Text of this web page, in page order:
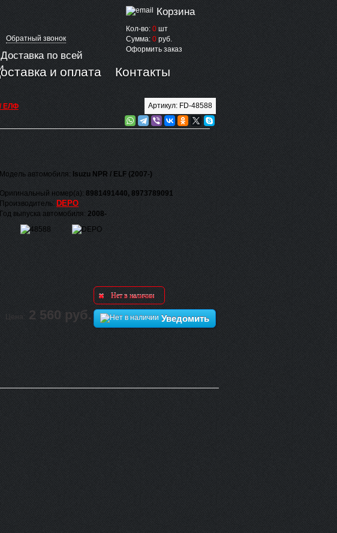
Обратный звонок
Доставка по всей
Корзина
Кол-во: 0 шт
Сумма: 0 руб.
Оформить заказ
и оплата Контакты
ЕЛФ Артикул: FD-48588
Модель автомобиля: Isuzu NPR / ELF (2007-)
Оригинальный номер(а): 8981491440, 8973789091
Производитель: DEPO
Год выпуска автомобиля: 2008-
Цена: 2 560 руб.
Нет в наличии
Уведомить